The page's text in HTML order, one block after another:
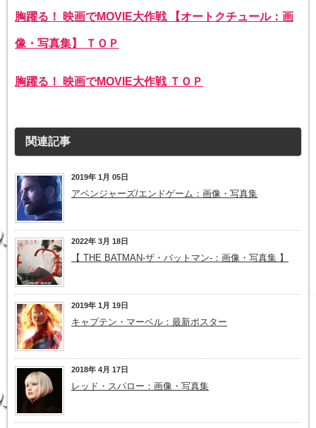
胸躍る！ 映画でMOVIE大作戦 【オートクチュール：画
像・写真集】 ＴＯＰ
胸躍る！ 映画でMOVIE大作戦 ＴＯＰ
関連記事
2019年 1月 05日
アベンジャーズ/エンドゲーム：画像・写真集
2022年 3月 18日
【 THE BATMAN-ザ・バットマン-：画像・写真集 】
2019年 1月 19日
キャプテン・マーベル：最新ポスター
2018年 4月 17日
レッド・スパロー：画像・写真集